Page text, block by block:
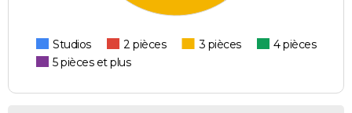
Studios 2 pièces 3 pièces
4 pièces
5 pièces et plus